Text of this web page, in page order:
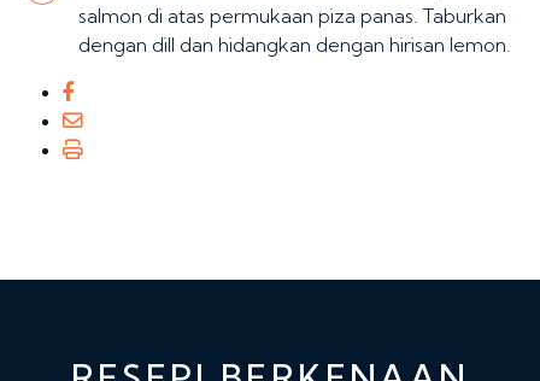
salmon di atas permukaan piza panas. Taburkan
dengan dill dan hidangkan dengan hirisan lemon.